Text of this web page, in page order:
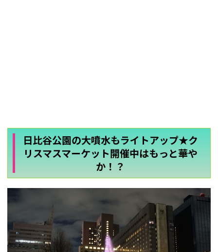
日比谷公園の大噴水もライトアップ★ク
リスマスマーケット開催中はもっと華や
か！？